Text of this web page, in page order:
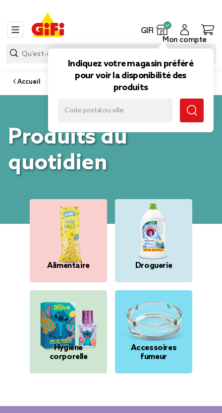
GIFI
Indiquez votre magasin préféré
pour voir la disponibilité des
produits
Mon compte
Accueil
Produits du
quotidien
Alimentaire Droguerie
Hygiène
corporelle
Accessoires
fumeur